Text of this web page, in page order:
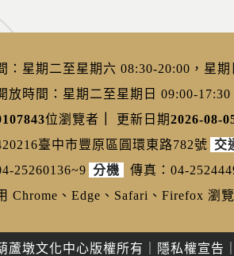
：星期二至星期六 08:30-20:00，星期
放時間：星期二至星期日 09:00-17:30
位瀏覽者 更新日期2026-08-
臺中市豐原區圓環東路782號 交
25260136~9 分機
傳真：04-
Chrome、Edge、Safari、Firefox 瀏
蘆墩文化中心版權所有 隱私權宣告